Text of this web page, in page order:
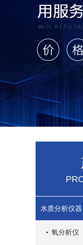
水质分析仪器
氧分析仪